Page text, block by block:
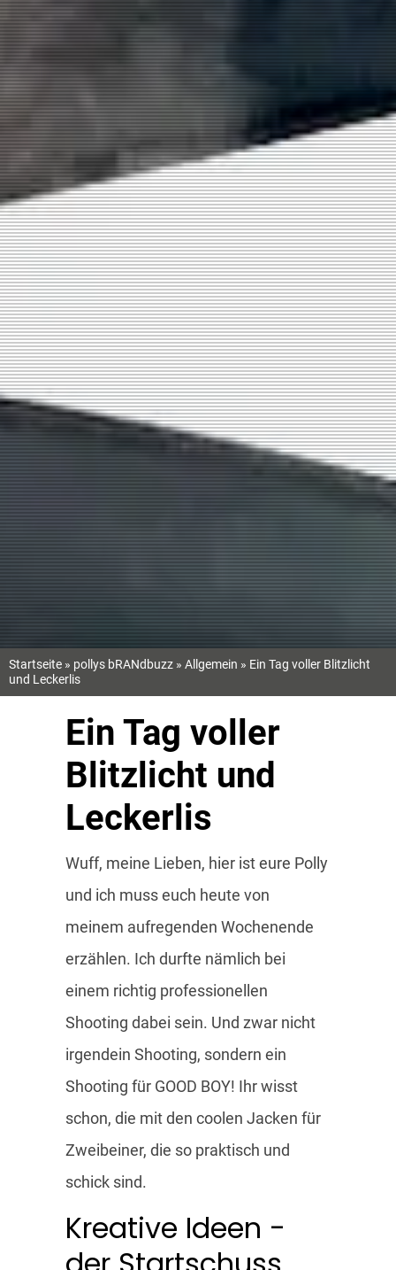
Startseite » pollys bRANdbuzz » Allgemein » Ein Tag voller Blitzlicht
und Leckerlis
Ein Tag voller
Blitzlicht und
Leckerlis
Wuff, meine Lieben, hier ist eure Polly
und ich muss euch heute von
meinem aufregenden Wochenende
erzählen. Ich durfte nämlich bei
einem richtig professionellen
Shooting dabei sein. Und zwar nicht
irgendein Shooting, sondern ein
Shooting für GOOD BOY! Ihr wisst
schon, die mit den coolen Jacken für
Zweibeiner, die so praktisch und
schick sind.
Kreative Ideen -